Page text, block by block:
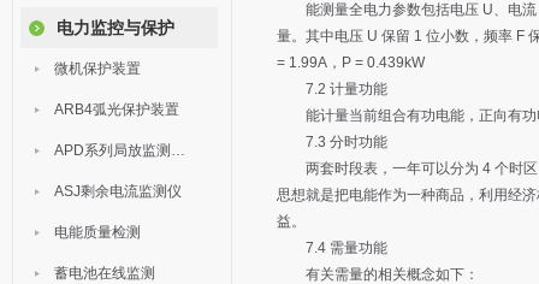
电力监控与保护
微机保护装置
ARB4弧光保护装置
APD系列局放监测装置
ASJ剩余电流监测仪
电能质量检测
蓄电池在线监测
能测量全电力参数包括电压 U、电流 I
量。其中电压 U 保留 1 位小数，频率 F
= 1.99A，P = 0.439kW
7.2 计量功能
能计量当前组合有功电能，正向有功
7.3 分时功能
两套时段表，一年可以分为 4 个时区
思想就是把电能作为一种商品，利用经
益。
7.4 需量功能
有关需量的相关概念如下：